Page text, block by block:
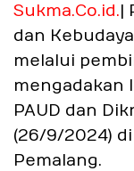
Sukma.Co.id.|
dan
melalui
mengadakan
PAUD dan
(26/9/2024)
Pemalang.